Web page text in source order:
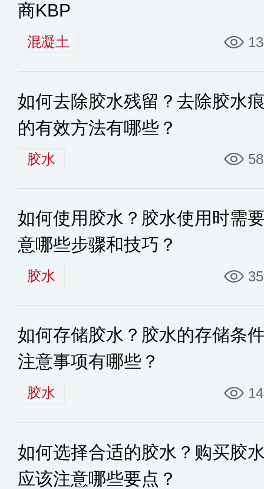
商KBP
混凝土
如何去除胶水残留？去除胶水
的有效方法有哪些？
胶水
如何使用胶水？胶水使用时需
意哪些步骤和技巧？
胶水
如何存储胶水？胶水的存储条
注意事项有哪些？
胶水
如何选择合适的胶水？购买胶
应该注意哪些要点？